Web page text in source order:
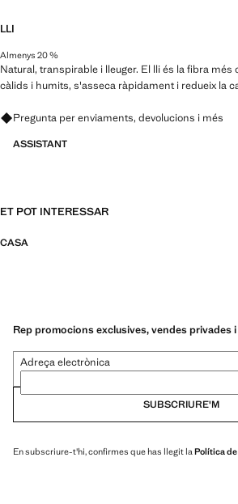
LLI
Almenys 20 %
Natural, transpirable i lleuger. El lli és la fibra més
càlids i humits, s'asseca ràpidament i redueix la
Pregunta per enviaments, devolucions i més
ASSISTANT
ET POT INTERESSAR
CASA
Rep promocions exclusives, vendes privades
Adreça electrònica
SUBSCRIURE'M
En subscriure-t'hi, confirmes que has llegit laPolítica